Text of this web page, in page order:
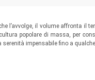
l’avvolge, il volume affronta il
popolare di massa, per
impensabile fino a